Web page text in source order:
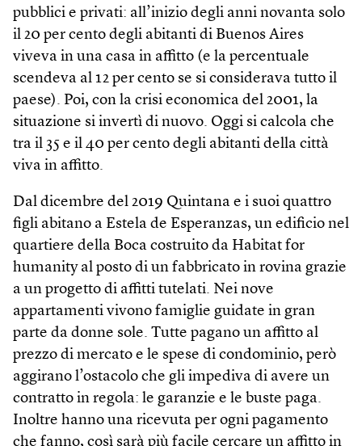
pubblici e privati: all’inizio degli anni novanta solo
il 20 per cento degli abitanti di Buenos Aires
viveva in una casa in affitto (e la percentuale
scendeva al 12 per cento se si considerava tutto il
paese). Poi, con la crisi economica del 2001, la
situazione si invertì di nuovo. Oggi si calcola che
tra il 35 e il 40 per cento degli abitanti della città
viva in affitto.
Dal dicembre del 2019 Quintana e i suoi quattro
figli abitano a Estela de Esperanzas, un edificio nel
quartiere della Boca costruito da Habitat for
humanity al posto di un fabbricato in rovina grazie
a un progetto di affitti tutelati. Nei nove
appartamenti vivono famiglie guidate in gran
parte da donne sole. Tutte pagano un affitto al
prezzo di mercato e le spese di condominio, però
aggirano l’ostacolo che gli impediva di avere un
contratto in regola: le garanzie e le buste paga.
Inoltre hanno una ricevuta per ogni pagamento
che fanno, così sarà più facile cercare un affitto in